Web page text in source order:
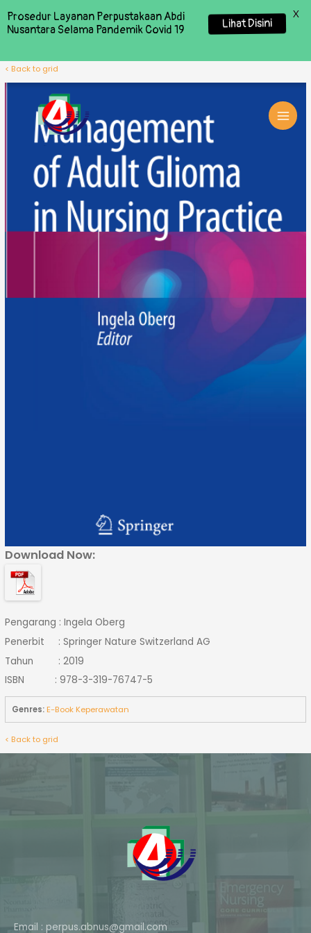
< Back to grid
Download Now:
Pengarang : Ingela Oberg
Penerbit : Springer Nature Switzerland AG
Tahun : 2019
ISBN : 978-3-319-76747-5
Genres:E-Book Keperawatan
< Back to grid
Email : perpus.abnus@gmail.com
Prosedur Layanan Perpustakaan Abdi
Nusantara Selama Pandemik Covid 19
Lihat Disini
X